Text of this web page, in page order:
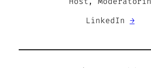
LinkedIn →